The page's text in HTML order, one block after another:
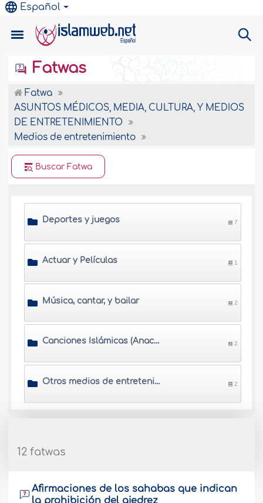
Español
Fatwas
Fatwa
ASUNTOS MÉDICOS, MEDIA, CULTURA, Y MEDIOS
DE ENTRETENIMIENTO
Medios de entretenimiento
Buscar Fatwa
Deportes y juegos 7
Actuar y Películas 1
Música, cantar, y bailar 2
Canciones Islámicas (Anachid) 2
Otros medios de entretenimiento 2
12 fatwas
Afirmaciones de los sahabas que indican